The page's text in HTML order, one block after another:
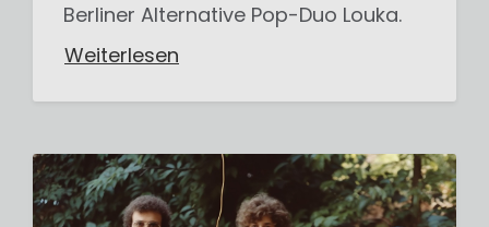
Berliner Alternative Pop-Duo Louka.
Weiterlesen